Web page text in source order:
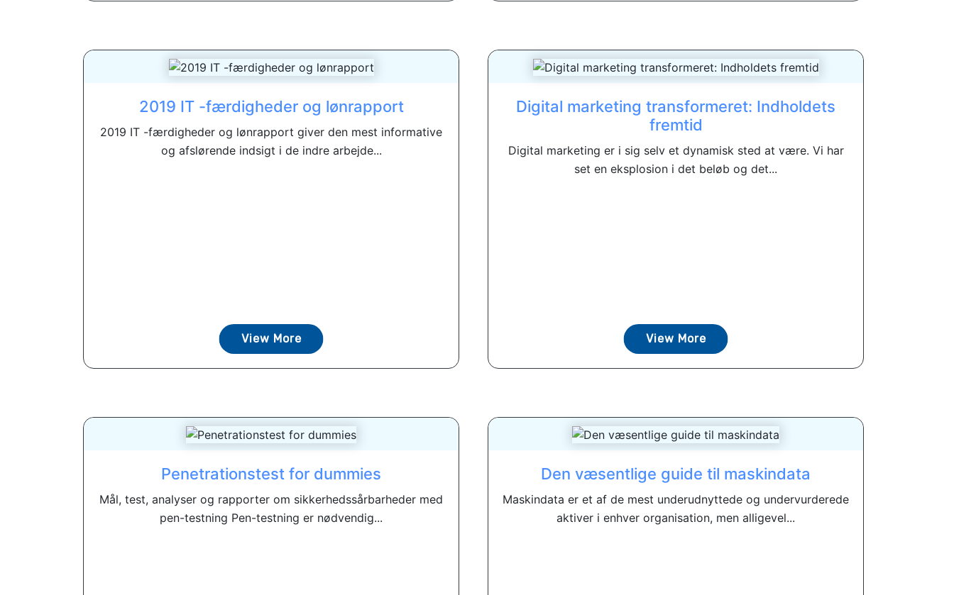
2019 IT -færdigheder og lønrapport
2019 IT -færdigheder og lønrapport giver den mest informative
og afslørende indsigt i de indre arbejde...
View More
Digital marketing transformeret: Indholdets
fremtid
Digital marketing er i sig selv et dynamisk sted at være. Vi har
set en eksplosion i det beløb og det...
View More
Penetrationstest for dummies
Mål, test, analyser og rapporter om sikkerhedssårbarheder med
pen-testning Pen-testning er nødvendig...
Den væsentlige guide til maskindata
Maskindata er et af de mest underudnyttede og undervurderede
aktiver i enhver organisation, men alligevel...